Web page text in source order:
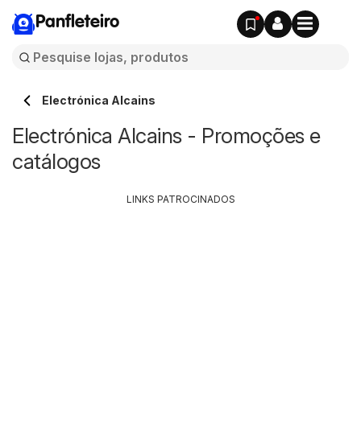
Panfleteiro
Electrónica Alcains
Electrónica Alcains - Promoções e
catálogos
LINKS PATROCINADOS